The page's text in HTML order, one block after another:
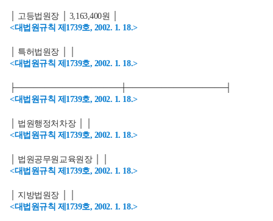
│ 고등법원장 │ 3,163,400원 │
<대법원규칙 제1739호, 2002. 1. 18.>
│ 특허법원장 │ │
<대법원규칙 제1739호, 2002. 1. 18.>
├──────────────────┼─────────────────┤
<대법원규칙 제1739호, 2002. 1. 18.>
│ 법원행정처차장 │ │
<대법원규칙 제1739호, 2002. 1. 18.>
│ 법원공무원교육원장 │ │
<대법원규칙 제1739호, 2002. 1. 18.>
│ 지방법원장 │ │
<대법원규칙 제1739호, 2002. 1. 18.>